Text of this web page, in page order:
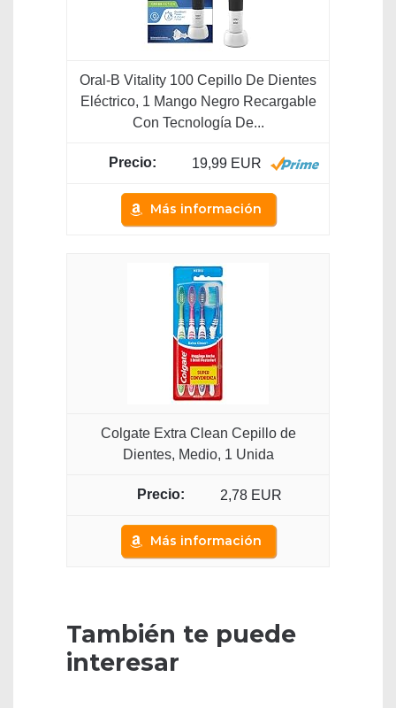
Oral-B Vitality 100 Cepillo De Dientes
Eléctrico, 1 Mango Negro Recargable
Con Tecnología De...
19,99 EUR
Más información
Colgate Extra Clean Cepillo de
Dientes, Medio, 1 Unida
2,78 EUR
Más información
También te puede
interesar